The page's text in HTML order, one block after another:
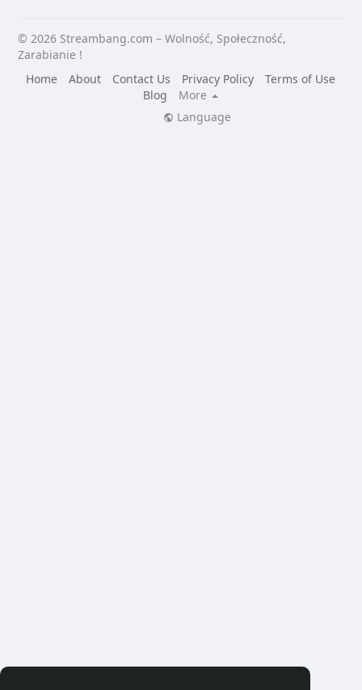
© 2026 Streambang.com – Wolność, Społeczność,
Zarabianie !
Home
About Contact Us Privacy Policy
Terms of Use
Blog
More
Language